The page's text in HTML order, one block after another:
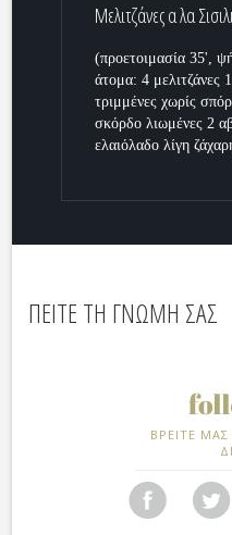
Μελιτζάνες α λα
(προετοιμασία 35',
άτομα: 4 μελιτζάνες
τριμμένες χωρίς
σκόρδο λιωμένες 2
ελαιόλαδο λίγη
ΠΕΙΤΕ ΤΗ ΓΝΩΜΗ ΣΑΣ
ΒΡΕΙΤΕ